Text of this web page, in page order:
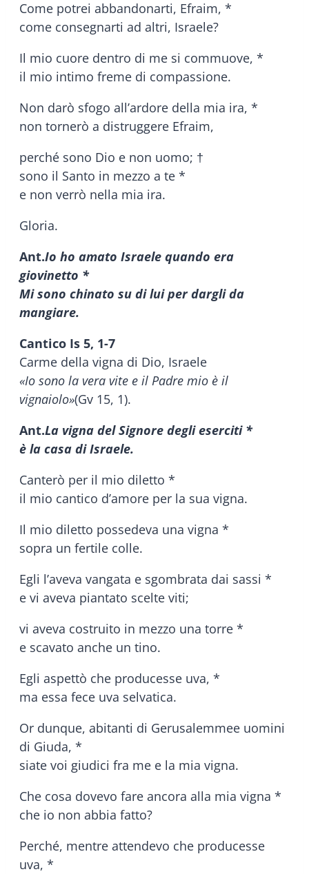
Come potrei abbandonarti, Efraim, *
come consegnarti ad altri, Israele?
Il mio cuore dentro di me si commuove, *
il mio intimo freme di compassione.
Non darò sfogo all’ardore della mia ira, *
non tornerò a distruggere Efraim,
perché sono Dio e non uomo; †
sono il Santo in mezzo a te *
e non verrò nella mia ira.
Gloria.
Ant.Io ho amato Israele quando era
giovinetto *
Mi sono chinato su di lui per dargli da
mangiare.
Cantico Is 5, 1-7
Carme della vigna di Dio, Israele
«Io sono la vera vite e il Padre mio è il
vignaiolo»(Gv 15, 1).
Ant.La vigna del Signore degli eserciti *
è la casa di Israele.
Canterò per il mio diletto *
il mio cantico d’amore per la sua vigna.
Il mio diletto possedeva una vigna *
sopra un fertile colle.
Egli l’aveva vangata e sgombrata dai sassi *
e vi aveva piantato scelte viti;
vi aveva costruito in mezzo una torre *
e scavato anche un tino.
Egli aspettò che producesse uva, *
ma essa fece uva selvatica.
Or dunque, abitanti di Gerusalemmee uomini
di Giuda, *
siate voi giudici fra me e la mia vigna.
Che cosa dovevo fare ancora alla mia vigna *
che io non abbia fatto?
Perché, mentre attendevo che producesse
uva, *